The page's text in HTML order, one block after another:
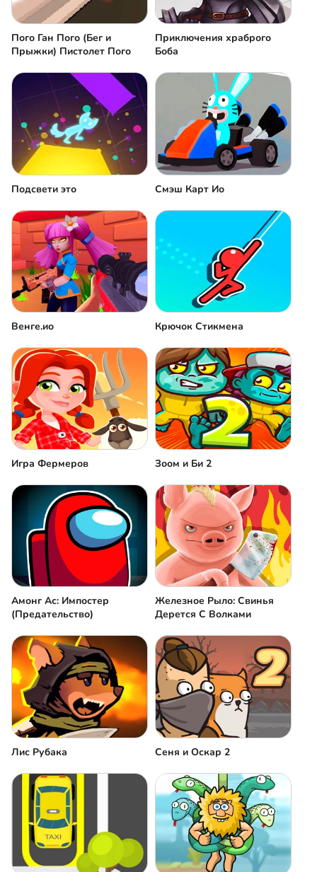
Пого Ган Пого (Бег и
Прыжки) Пистолет Пого
Приключения храброго
Боба
Подсвети это Смэш Карт Ио
Венге.ио Крючок Стикмена
Игра Фермеров Зоом и Би 2
Амонг Ас: Импостер
(Предательство)
Железное Рыло: Свинья
Дерется С Волками
Лис Рубака Сеня и Оскар 2